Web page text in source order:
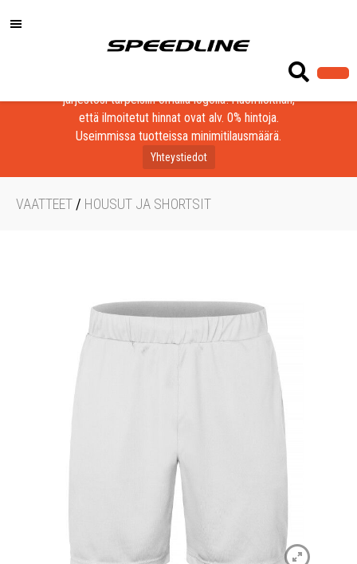
Löydä laadukkaat tuotteet yrityksesi, seurasi tai
järjestösi tarpeisiin omalla logolla! Huomioithan,
että ilmoitetut hinnat ovat alv. 0% hintoja.
Useimmissa tuotteissa minimitilausmäärä.
Yhteystiedot
VAATTEET / HOUSUT JA SHORTSIT